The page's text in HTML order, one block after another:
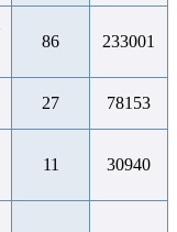
86 233001
27 78153
11 30940